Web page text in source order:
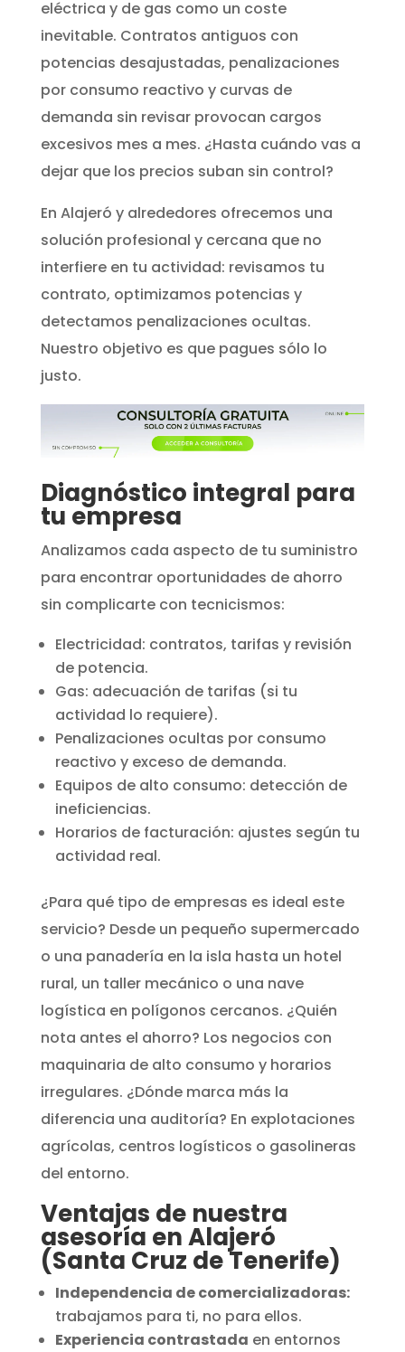
eléctrica y de gas como un coste
inevitable. Contratos antiguos con
potencias desajustadas, penalizaciones
por consumo reactivo y curvas de
demanda sin revisar provocan cargos
excesivos mes a mes. ¿Hasta cuándo vas a
dejar que los precios suban sin control?
En Alajeró y alrededores ofrecemos una
solución profesional y cercana que no
interfiere en tu actividad: revisamos tu
contrato, optimizamos potencias y
detectamos penalizaciones ocultas.
Nuestro objetivo es que pagues sólo lo
justo.
Diagnóstico integral para
tu empresa
Analizamos cada aspecto de tu suministro
para encontrar oportunidades de ahorro
sin complicarte con tecnicismos:
Electricidad: contratos, tarifas y revisión
de potencia.
Gas: adecuación de tarifas (si tu
actividad lo requiere).
Penalizaciones ocultas por consumo
reactivo y exceso de demanda.
Equipos de alto consumo: detección de
ineficiencias.
Horarios de facturación: ajustes según tu
actividad real.
¿Para qué tipo de empresas es ideal este
servicio? Desde un pequeño supermercado
o una panadería en la isla hasta un hotel
rural, un taller mecánico o una nave
logística en polígonos cercanos. ¿Quién
nota antes el ahorro? Los negocios con
maquinaria de alto consumo y horarios
irregulares. ¿Dónde marca más la
diferencia una auditoría? En explotaciones
agrícolas, centros logísticos o gasolineras
del entorno.
Ventajas de nuestra
asesoría en Alajeró
(Santa Cruz de Tenerife)
Independencia de comercializadoras:
trabajamos para ti, no para ellos.
Experiencia contrastada en entornos